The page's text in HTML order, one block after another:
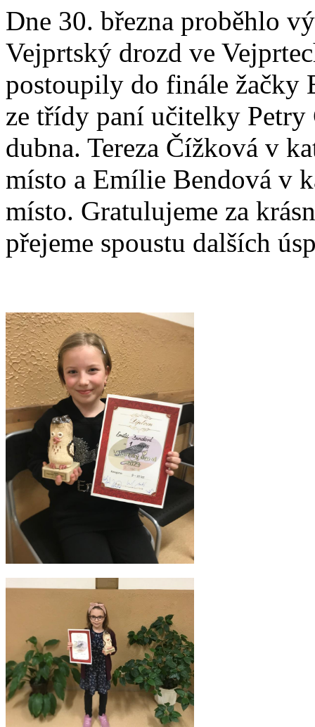
Dne 30. března proběhlo
Vejprtský drozd ve
postoupily do finále žačky
ze třídy paní učitelky
dubna. Tereza Čížková v
místo a Emílie Bendová v
místo. Gratulujeme za
přejeme spoustu dalších